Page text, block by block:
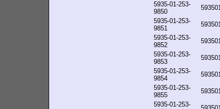
5935-01-253-
9850
5935-01-253-
9851
5935-01-253-
9852
5935-01-253-
9853
5935-01-253-
9854
5935-01-253-
9855
5935-01-253-